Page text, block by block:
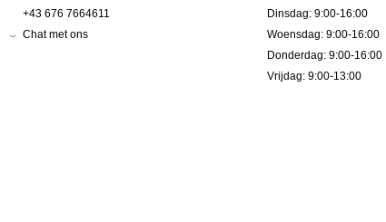
+43 676 7664611
Chat met ons
Dinsdag: 9:00-16:00
Woensdag: 9:00-16:00
Donderdag: 9:00-16:00
Vrijdag: 9:00-13:00